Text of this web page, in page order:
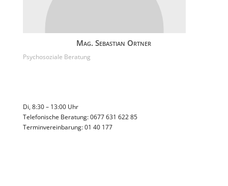
Mag. Sebastian Ortner
Psychosoziale Beratung
Di, 8:30 – 13:00 Uhr
Telefonische Beratung: 0677 631 622 85
Terminvereinbarung: 01 40 177